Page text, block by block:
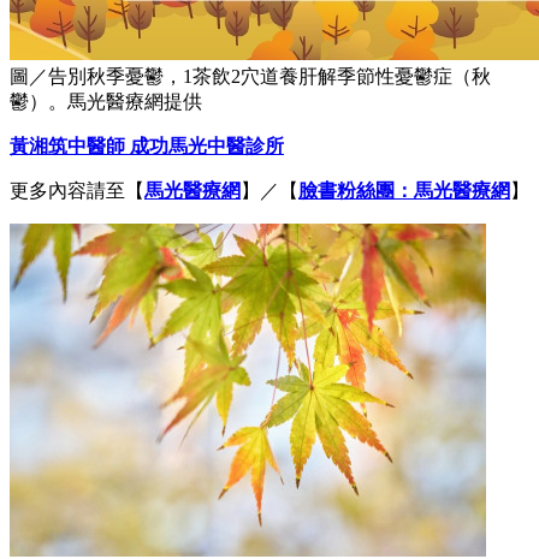
圖／告別秋季憂鬱，1茶飲2穴道養肝解季節性憂鬱症（秋
鬱）。馬光醫療網提供
黃湘筑中醫師 成功馬光中醫診所
更多內容請至【馬光醫療網 】／【 臉書粉絲團：馬光醫療網 】